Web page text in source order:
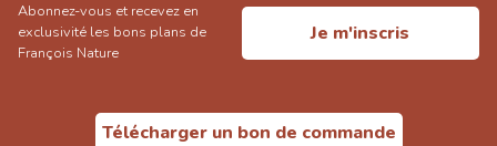
Abonnez-vous et recevez en
exclusivité les bons plans de
François Nature
Je m'inscris
Télécharger un bon de commande